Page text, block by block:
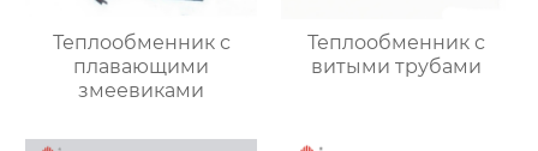
Теплообменник с
плавающими
змеевиками
Теплообменник с
витыми трубами